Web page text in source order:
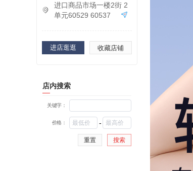
进口商品市场一楼2街 2
单元60529 60537
进店逛逛 收藏店铺
店内搜索
关键字：
价格： -
重置 搜索